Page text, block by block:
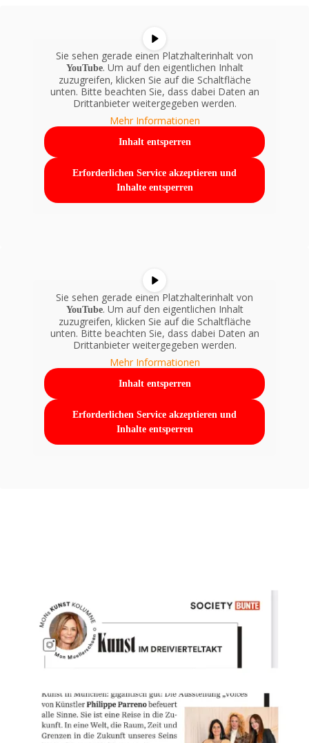
Sie sehen gerade einen Platzhalterinhalt von
YouTube. Um auf den eigentlichen Inhalt
zuzugreifen, klicken Sie auf die Schaltfläche
unten. Bitte beachten Sie, dass dabei Daten an
Drittanbieter weitergegeben werden.
Mehr Informationen
Inhalt entsperren
Erforderlichen Service akzeptieren und
Inhalte entsperren
Sie sehen gerade einen Platzhalterinhalt von
YouTube. Um auf den eigentlichen Inhalt
zuzugreifen, klicken Sie auf die Schaltfläche
unten. Bitte beachten Sie, dass dabei Daten an
Drittanbieter weitergegeben werden.
Mehr Informationen
Inhalt entsperren
Erforderlichen Service akzeptieren und
Inhalte entsperren